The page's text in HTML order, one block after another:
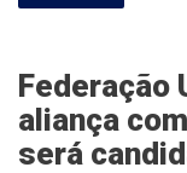
Federação
aliança
será